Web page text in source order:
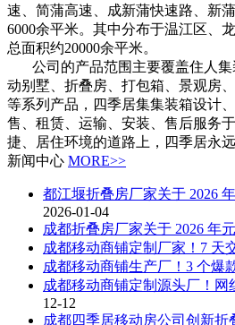
速、简蒲高速、成新蒲快速路、新
6000余平米。其中分布于温江区、
总面积约20000余平米。
公司的产品范围主要覆盖住人集
动别墅、折叠房、打包箱、景观房
等系列产品，四季居集集装箱设计
售、租赁、运输、安装、售后服务
捷、居住环境的道路上，四季居永
新闻中心 MORE>>
都江堰折叠房厂家关于 2026
2026-01-04
成都折叠房厂家关于 2026 年
成都移动商铺定制厂家！7 天
成都移动商铺生产厂！3 个爆
成都移动商铺定制源头厂！网
12-12
成都四季居移动房公司创新